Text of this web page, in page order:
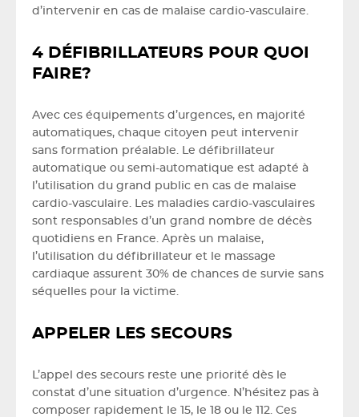
d’intervenir en cas de malaise cardio-vasculaire.
4 DÉFIBRILLATEURS POUR QUOI
FAIRE?
Avec ces équipements d’urgences, en majorité
automatiques, chaque citoyen peut intervenir
sans formation préalable. Le défibrillateur
automatique ou semi-automatique est adapté à
l’utilisation du grand public en cas de malaise
cardio-vasculaire. Les maladies cardio-vasculaires
sont responsables d’un grand nombre de décès
quotidiens en France. Après un malaise,
l’utilisation du défibrillateur et le massage
cardiaque assurent 30% de chances de survie sans
séquelles pour la victime.
APPELER LES SECOURS
L’appel des secours reste une priorité dès le
constat d’une situation d’urgence. N’hésitez pas à
composer rapidement le 15, le 18 ou le 112. Ces